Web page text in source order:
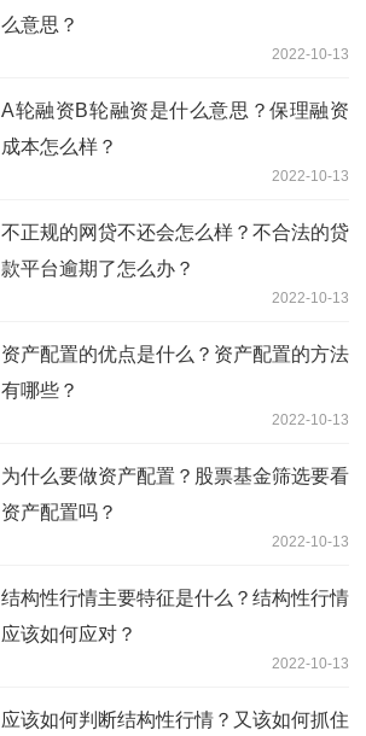
么意思？
2022-10-13
A轮融资B轮融资是什么意思？保理融资
成本怎么样？
2022-10-13
不正规的网贷不还会怎么样？不合法的贷
款平台逾期了怎么办？
2022-10-13
资产配置的优点是什么？资产配置的方法
有哪些？
2022-10-13
为什么要做资产配置？股票基金筛选要看
资产配置吗？
2022-10-13
结构性行情主要特征是什么？结构性行情
应该如何应对？
2022-10-13
应该如何判断结构性行情？又该如何抓住